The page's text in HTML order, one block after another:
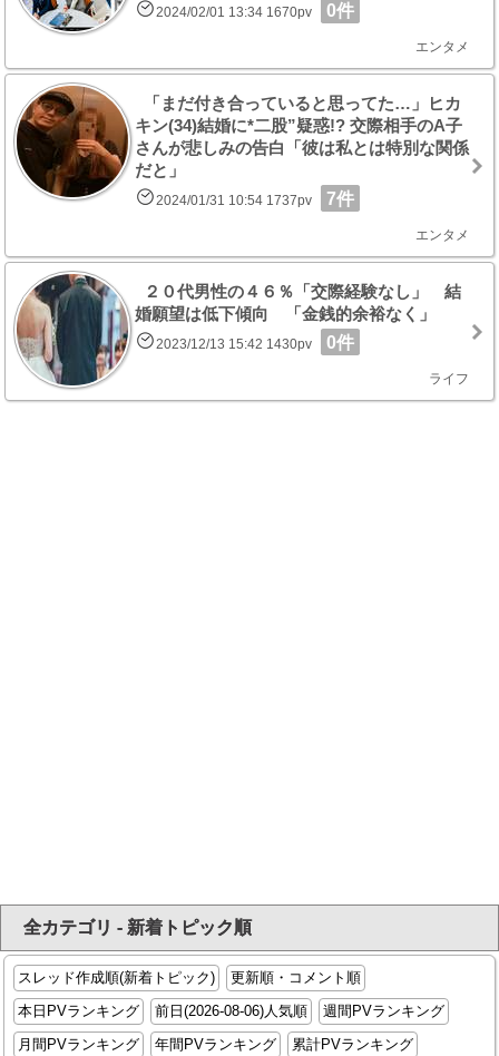
2024/02/01 13:34 1670pv 0件
エンタメ
「まだ付き合っていると思ってた…」ヒカ
キン(34)結婚に*二股”疑惑!? 交際相手のA子
さんが悲しみの告白「彼は私とは特別な関係
だと」
2024/01/31 10:54 1737pv 7件
エンタメ
２０代男性の４６％「交際経験なし」 結
婚願望は低下傾向 「金銭的余裕なく」
2023/12/13 15:42 1430pv 0件
ライフ
全カテゴリ - 新着トピック順
スレッド作成順(新着トピック)
更新順・コメント順
本日PVランキング
前日(2026-08-06)人気順
週間PVランキング
月間PVランキング
年間PVランキング
累計PVランキング